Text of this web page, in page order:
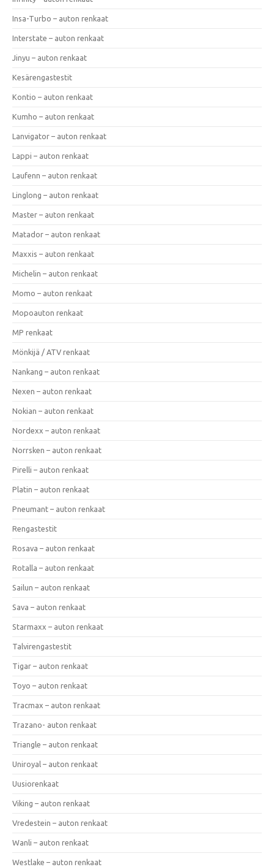
Insa-Turbo – auton renkaat
Interstate – auton renkaat
Jinyu – auton renkaat
Kesärengastestit
Kontio – auton renkaat
Kumho – auton renkaat
Lanvigator – auton renkaat
Lappi – auton renkaat
Laufenn – auton renkaat
Linglong – auton renkaat
Master – auton renkaat
Matador – auton renkaat
Maxxis – auton renkaat
Michelin – auton renkaat
Momo – auton renkaat
Mopoauton renkaat
MP renkaat
Mönkijä / ATV renkaat
Nankang – auton renkaat
Nexen – auton renkaat
Nokian – auton renkaat
Nordexx – auton renkaat
Norrsken – auton renkaat
Pirelli – auton renkaat
Platin – auton renkaat
Pneumant – auton renkaat
Rengastestit
Rosava – auton renkaat
Rotalla – auton renkaat
Sailun – auton renkaat
Sava – auton renkaat
Starmaxx – auton renkaat
Talvirengastestit
Tigar – auton renkaat
Toyo – auton renkaat
Tracmax – auton renkaat
Trazano- auton renkaat
Triangle – auton renkaat
Uniroyal – auton renkaat
Uusiorenkaat
Viking – auton renkaat
Vredestein – auton renkaat
Wanli – auton renkaat
Westlake – auton renkaat